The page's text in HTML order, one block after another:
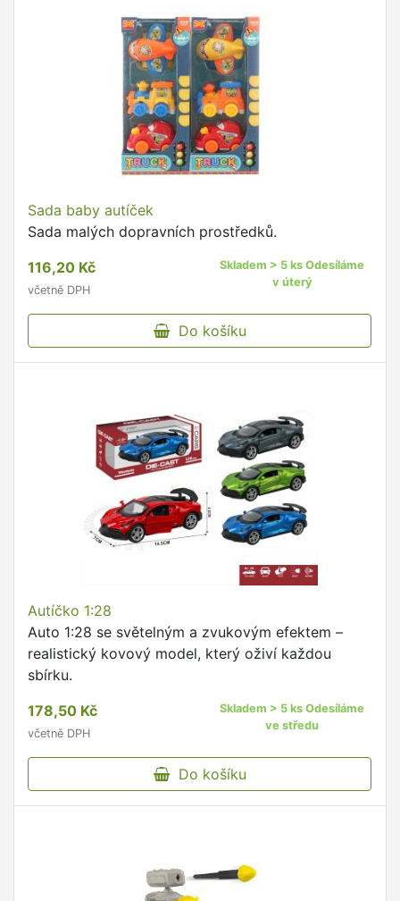
Sada baby autíček
Sada malých dopravních prostředků.
116,20 Kč
včetně DPH
Skladem > 5 ks Odesíláme
v úterý
Do košíku
Autíčko 1:28
Auto 1:28 se světelným a zvukovým efektem –
realistický kovový model, který oživí každou
sbírku.
178,50 Kč
včetně DPH
Skladem > 5 ks Odesíláme
ve středu
Do košíku